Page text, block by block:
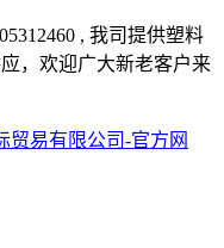
, 我司提供塑料
，欢迎广大新老客户来